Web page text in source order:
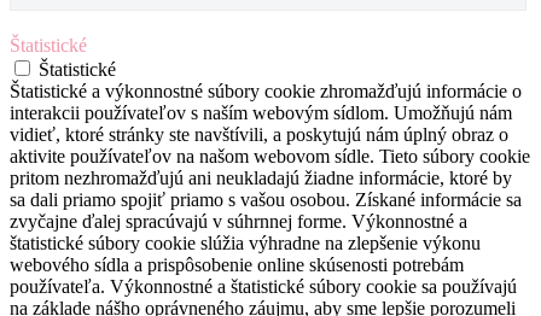
Štatistické
Štatistické
Štatistické a výkonnostné súbory cookie zhromažďujú informácie o
interakcii používateľov s naším webovým sídlom. Umožňujú nám
vidieť, ktoré stránky ste navštívili, a poskytujú nám úplný obraz o
aktivite používateľov na našom webovom sídle. Tieto súbory cookie
pritom nezhromažďujú ani neukladajú žiadne informácie, ktoré by
sa dali priamo spojiť priamo s vašou osobou. Získané informácie sa
zvyčajne ďalej spracúvajú v súhrnnej forme. Výkonnostné a
štatistické súbory cookie slúžia výhradne na zlepšenie výkonu
webového sídla a prispôsobenie online skúsenosti potrebám
používateľa. Výkonnostné a štatistické súbory cookie sa používajú
na základe nášho oprávneného záujmu, aby sme lepšie porozumeli